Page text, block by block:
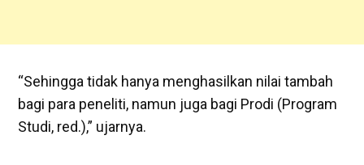
“Sehingga tidak hanya menghasilkan nilai tambah
bagi para peneliti, namun juga bagi Prodi (Program
Studi, red.),” ujarnya.